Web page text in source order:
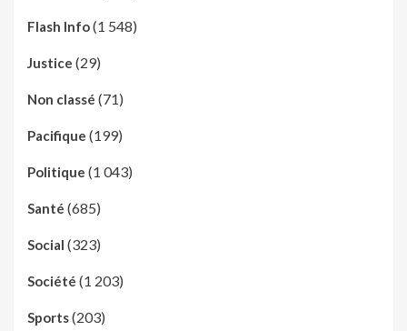
Flash Info(1 548)
Justice (29)
Non classé (71)
Pacifique (199)
Politique (1 043)
Santé (685)
Social (323)
Société (1 203)
Sports(203)